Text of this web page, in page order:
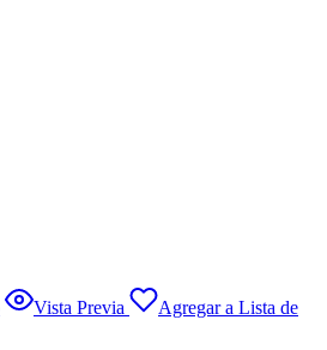
Vista Previa
Agregar a Lista de